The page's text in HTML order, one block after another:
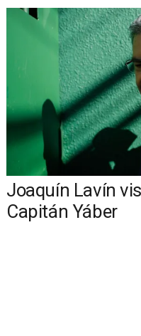
Joaquín Lavín
Capitán Yáber